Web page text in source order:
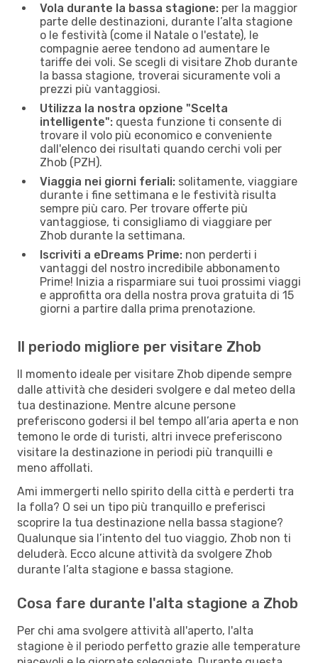
Vola durante la bassa stagione: per la maggior
parte delle destinazioni, durante l’alta stagione
o le festività (come il Natale o l'estate), le
compagnie aeree tendono ad aumentare le
tariffe dei voli. Se scegli di visitare Zhob durante
la bassa stagione, troverai sicuramente voli a
prezzi più vantaggiosi.
Utilizza la nostra opzione "Scelta
intelligente": questa funzione ti consente di
trovare il volo più economico e conveniente
dall'elenco dei risultati quando cerchi voli per
Zhob (PZH).
Viaggia nei giorni feriali: solitamente, viaggiare
durante i fine settimana e le festività risulta
sempre più caro. Per trovare offerte più
vantaggiose, ti consigliamo di viaggiare per
Zhob durante la settimana.
Iscriviti a eDreams Prime: non perderti i
vantaggi del nostro incredibile abbonamento
Prime! Inizia a risparmiare sui tuoi prossimi viaggi
e approfitta ora della nostra prova gratuita di 15
giorni a partire dalla prima prenotazione.
Il periodo migliore per visitare Zhob
Il momento ideale per visitare Zhob dipende sempre
dalle attività che desideri svolgere e dal meteo della
tua destinazione. Mentre alcune persone
preferiscono godersi il bel tempo all’aria aperta e non
temono le orde di turisti, altri invece preferiscono
visitare la destinazione in periodi più tranquilli e
meno affollati.
Ami immergerti nello spirito della città e perderti tra
la folla? O sei un tipo più tranquillo e preferisci
scoprire la tua destinazione nella bassa stagione?
Qualunque sia l’intento del tuo viaggio, Zhob non ti
deluderà. Ecco alcune attività da svolgere Zhob
durante l’alta stagione e bassa stagione.
Cosa fare durante l'alta stagione a Zhob
Per chi ama svolgere attività all'aperto, l'alta
stagione è il periodo perfetto grazie alle temperature